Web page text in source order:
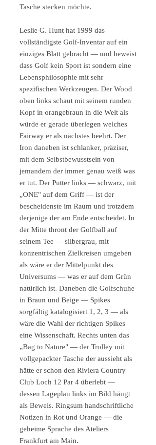
Tasche stecken möchte.
Leslie G. Hunt hat 1999 das
vollständigste Golf-Inventar auf ein
einziges Blatt gebracht — und beweist
dass Golf kein Sport ist sondern eine
Lebensphilosophie mit sehr
spezifischen Werkzeugen. Der Wood
oben links schaut mit seinem runden
Kopf in orangebraun in die Welt als
würde er gerade überlegen welches
Fairway er als nächstes beehrt. Der
Iron daneben ist schlanker, präziser,
mit dem Selbstbewusstsein von
jemandem der immer genau weiß was
er tut. Der Putter links — schwarz, mit
„ONE" auf dem Griff — ist der
bescheidenste im Raum und trotzdem
derjenige der am Ende entscheidet. In
der Mitte thront der Golfball auf
seinem Tee — silbergrau, mit
konzentrischen Zielkreisen umgeben
als wäre er der Mittelpunkt des
Universums — was er auf dem Grün
natürlich ist. Daneben die Golfschuhe
in Braun und Beige — Spikes
sorgfältig katalogisiert 1, 2, 3 — als
wäre die Wahl der richtigen Spikes
eine Wissenschaft. Rechts unten das
„Bag to Nature" — der Trolley mit
vollgepackter Tasche der aussieht als
hätte er schon den Riviera Country
Club Loch 12 Par 4 überlebt —
dessen Lageplan links im Bild hängt
als Beweis. Ringsum handschriftliche
Notizen in Rot und Orange — die
geheime Sprache des Ateliers
Frankfurt am Main.